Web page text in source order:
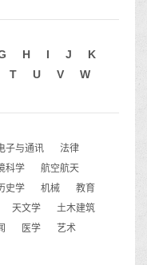
H I J
K
T U V
W
子与通讯
法律
科学
航空航天
史学 机械
教育
天文学
土木建筑
医学
艺术